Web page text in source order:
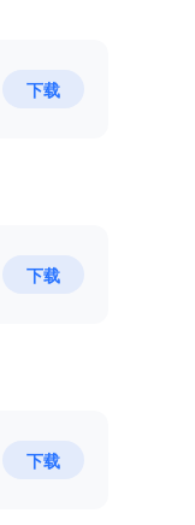
下载
下载
下载